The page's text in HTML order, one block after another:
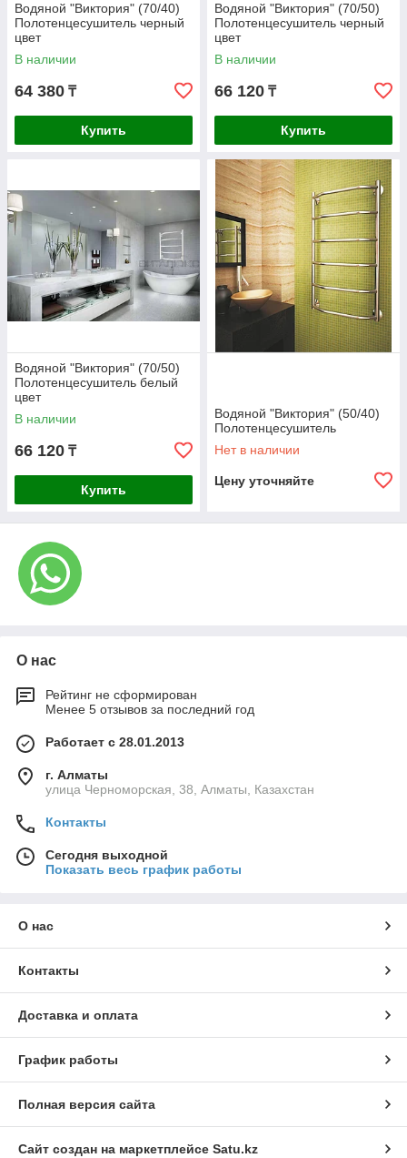
Водяной "Виктория" (70/40)
Полотенцесушитель черный
цвет
В наличии
64 380 ₸
Купить
Водяной "Виктория" (70/50)
Полотенцесушитель черный
цвет
В наличии
66 120 ₸
Купить
Водяной "Виктория" (70/50)
Полотенцесушитель белый
цвет
В наличии
66 120 ₸
Купить
Водяной "Виктория" (50/40)
Полотенцесушитель
Нет в наличии
Цену уточняйте
О нас
Рейтинг не сформирован
Менее 5 отзывов за последний год
Работает с 28.01.2013
г. Алматы
улица Черноморская, 38, Алматы, Казахстан
Контакты
Сегодня выходной
Показать весь график работы
О нас
Контакты
Доставка и оплата
График работы
Полная версия сайта
Сайт создан на маркетплейсе Satu.kz